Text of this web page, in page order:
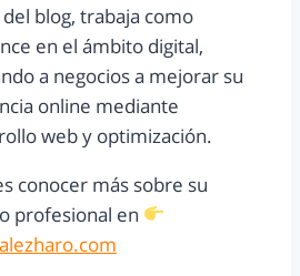
blog, trabaja como
en el ámbito digital,
a negocios a mejorar su
online mediante
web y optimización.
conocer más sobre su
profesional en